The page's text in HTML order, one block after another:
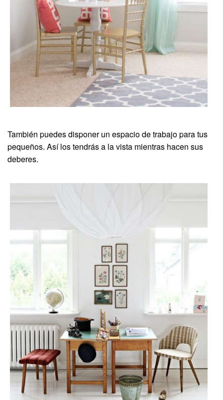
También puedes disponer un espacio de trabajo para tus
pequeños. Así los tendrás a la vista mientras hacen sus
deberes.